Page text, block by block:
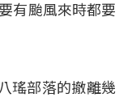
有颱風來時都要
瑤部落的撤離幾